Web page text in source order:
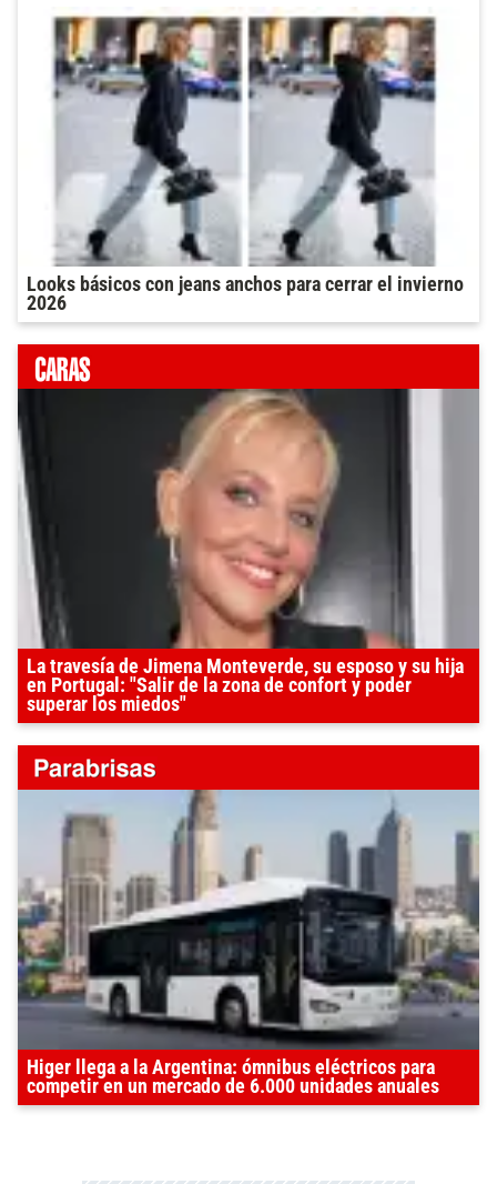
Looks básicos con jeans anchos para cerrar el invierno
2026
La travesía de Jimena Monteverde, su esposo y su hija
en Portugal: "Salir de la zona de confort y poder
superar los miedos"
Higer llega a la Argentina: ómnibus eléctricos para
competir en un mercado de 6.000 unidades anuales